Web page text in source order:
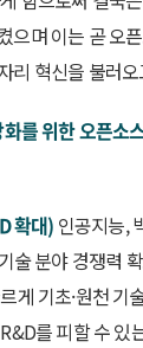
으며 이는 곧 오
리 혁신을 불러
를 위한 오픈소
확대) 인공지능,
술 분야 경쟁력
게 기초·원천 기
를 피할 수 있